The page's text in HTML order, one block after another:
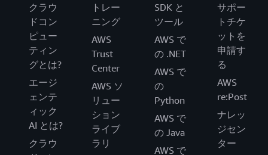
クラウ
ドコン
ピュー
ティン
グとは?
エージ
ェンテ
ィック
AI とは?
クラウ
トレー
ニング
AWS
Trust
Center
AWS ソ
リュー
ション
ライブ
ラリ
SDK と
ツール
AWS で
の .NET
AWS で
の
Python
AWS で
の Java
AWS で
サポー
トチケ
ットを
申請す
る
AWS
re:Post
ナレッ
ジセン
ター